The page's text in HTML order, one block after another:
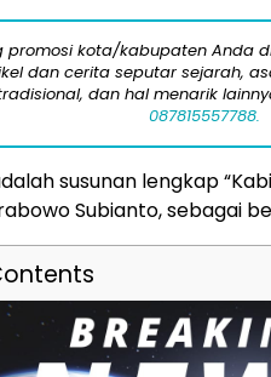
promosi kota/kabupaten Anda
dan cerita seputar sejarah,
dan hal menarik
087815557788.
susunan lengkap
Subianto, sebagai